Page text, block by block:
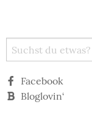
Facebook
Bloglovin‘